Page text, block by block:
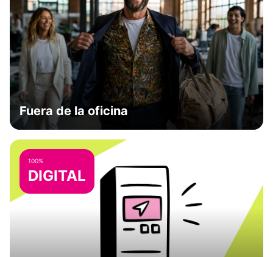
Fuera de la oficina
100%
DIGITAL